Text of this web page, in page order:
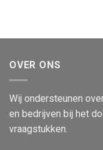
OVER ONS
Wij ondersteunen
en bedrijven bij het
vraagstukken.